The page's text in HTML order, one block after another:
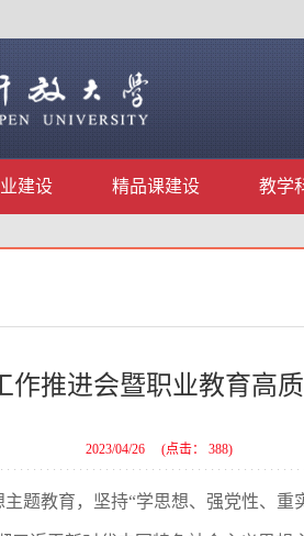
建设 精品课建设 教学
作推进会暨职业教育高
2023/04/26 (点击： 388)
主题教育，坚持“学思想、强党性、重